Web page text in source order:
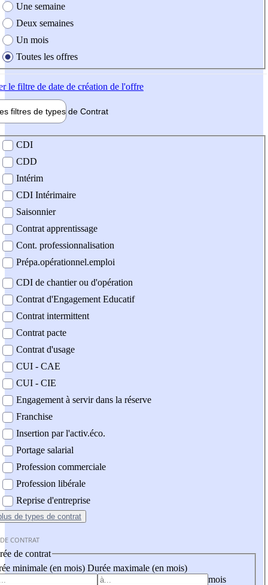
Une semaine
Deux semaines
Un mois
Toutes les offres
le filtre de date de création de l'offre
filtres de types de Contrat
contrat
CDI
CDD
Intérim
CDI Intérimaire
Saisonnier
Contrat apprentissage
Cont. professionnalisation
Prépa.opérationnel.emploi
CDI de chantier ou d'opération
Contrat d'Engagement Educatif
Contrat intermittent
Contrat pacte
Contrat d'usage
CUI - CAE
CUI - CIE
Engagement à servir dans la réserve
Franchise
Insertion par l'activ.éco.
Portage salarial
Profession commerciale
Profession libérale
Reprise d'entreprise
de types de contrat
CONTRAT
de contrat
minimale (en mois) Durée maximale (en mois)
mois